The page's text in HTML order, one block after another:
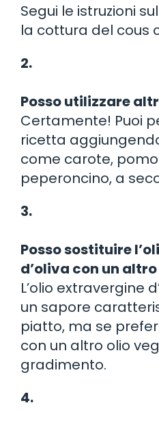
Segui le istruzioni
la cottura del cous
2.
Posso utilizzare
Certamente! Puoi
ricetta
come carote,
peperoncino, a
3.
Posso sostituire
d’oliva con un
L’olio extravergine
un sapore
piatto, ma se
con un altro olio
gradimento.
4.